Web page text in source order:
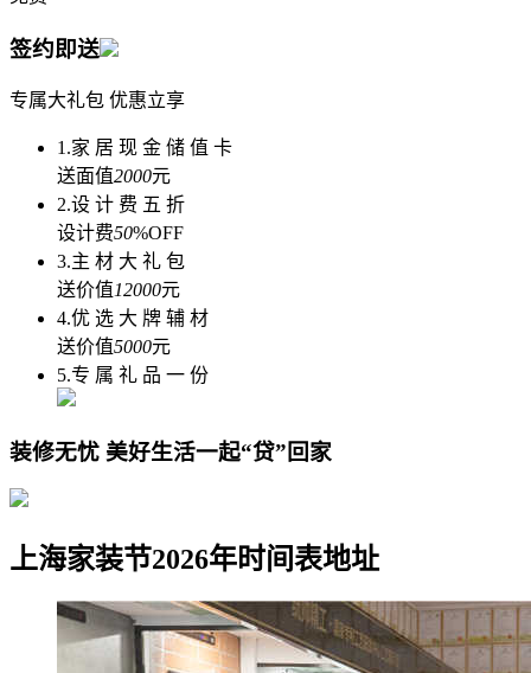
签约即送
专属大礼包 优惠立享
1.家 居 现 金 储 值 卡
送面值2000元
2.设 计 费 五 折
设计费50%OFF
3.主 材 大 礼 包
送价值12000元
4.优 选 大 牌 辅 材
送价值5000元
5.专 属 礼 品 一 份
装修无忧 美好生活一起“贷”回家
上海家装节2026年时间表地址